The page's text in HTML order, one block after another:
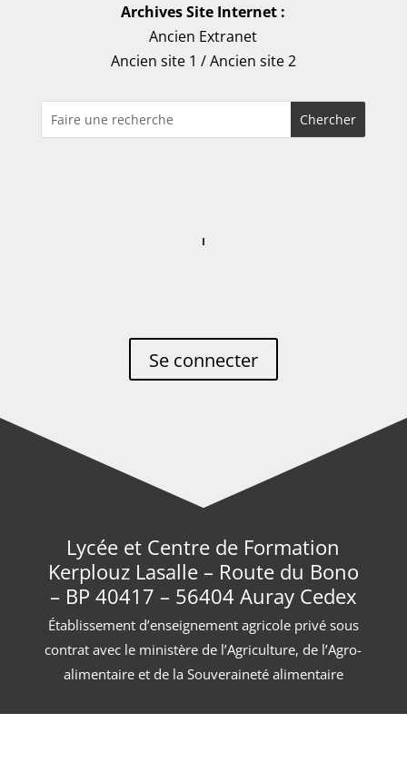
Archives Site Internet :
Ancien Extranet
Ancien site 1 /Ancien site 2
Se connecter
Lycée et Centre de Formation
Kerplouz Lasalle – Route du Bono
– BP 40417 – 56404 Auray Cedex
Établissement d’enseignement agricole privé sous
contrat avec le ministère de l’Agriculture, de l’Agro-
alimentaire et de la Souveraineté alimentaire